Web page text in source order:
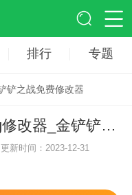
排行 专题
铲之战免费修改器
金铲铲之战gg修改器_金铲铲之战免费修改器
更新时间：2023-12-31